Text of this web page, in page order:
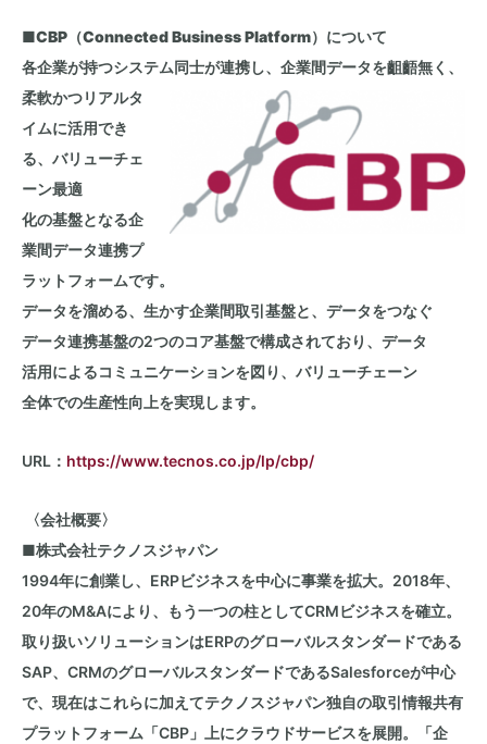
■CBP（Connected Business Platform）について
各企業が持つシステム同士が連携し、企業間データを齟齬無く、
柔軟かつリアルタ
イムに活用でき
る、バリューチェ
ーン最適
化の基盤となる企
業間データ連携プ
ラットフォームです。
データを溜める、生かす企業間取引基盤と、データをつなぐ
データ連携基盤の2つのコア基盤で構成されており、データ
活用によるコミュニケーションを図り、バリューチェーン
全体での生産性向上を実現します。
URL： https://www.tecnos.co.jp/lp/cbp/
〈会社概要〉
■株式会社テクノスジャパン
1994年に創業し、 ERPビジネスを中心に事業を拡大。 2018年、
20年のM&Aにより、もう一つの柱としてCRMビジネスを確立。
取り扱いソリューションはERPのグローバルスタンダードである
SAP、 CRMのグローバルスタンダードであるSalesforceが中心
で、現在はこれらに加えてテクノスジャパン独自の取引情報共有
プラットフォーム「CBP 」上にクラウドサービスを展開。「企